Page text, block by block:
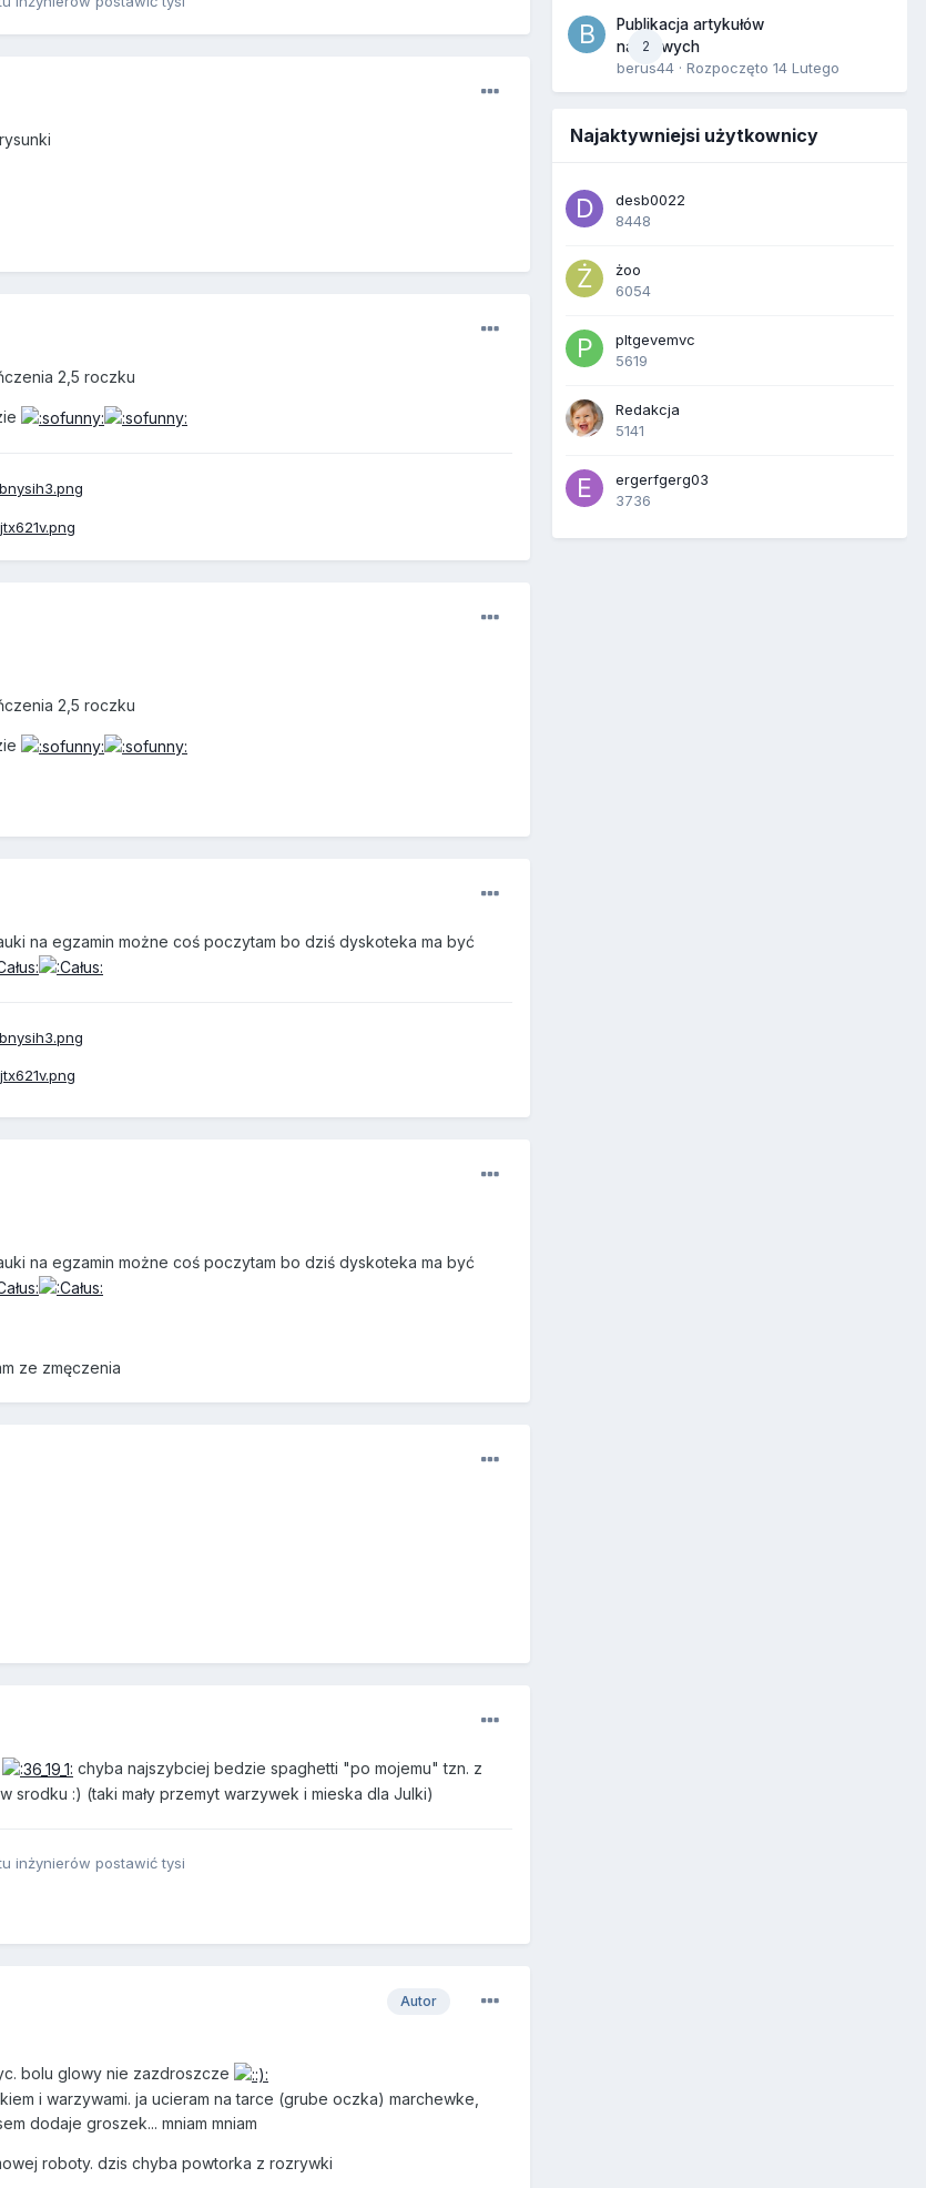
2,5 roczku
2,5 roczku
na egzamin możne coś poczytam bo dziś dyskoteka ma być
na egzamin możne coś poczytam bo dziś dyskoteka ma być
ze zmęczenia
chyba najszybciej bedzie spaghetti "po mojemu" tzn. z
srodku :) (taki mały przemyt warzywek i mieska dla Julki)
inżynierów postawić tysi
Autor
bolu glowy nie zazdroszcze
i warzywami. ja ucieram na tarce (grube oczka) marchewke,
dodaje groszek... mniam mniam
roboty. dzis chyba powtorka z rozrywki
2
Publikacja artykułów
naukowych
berus44 · Rozpoczęto 14 Lutego
Najaktywniejsi użytkownicy
desb0022
8448
żoo
6054
pltgevemvc
5619
Redakcja
5141
ergerfgerg03
3736